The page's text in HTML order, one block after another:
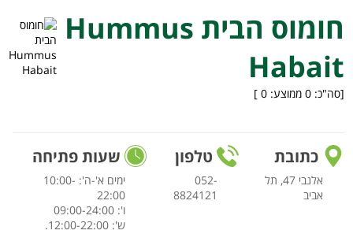
חומוס הבית Hummus
Habait
[סה"כ: 0 ממוצע: 0
]
כתובת
אלנבי 47, תל
אביב
טלפון
052-
8824121
שעות פתיחה
ימים א'-ה': 10:00-
22:00
ו': 09:00-24:00
ש': 12:00-22:00.